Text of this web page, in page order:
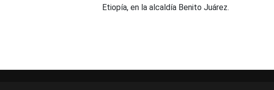
Etiopía, en la alcaldía Benito Juárez.